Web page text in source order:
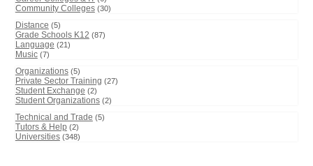
Community Colleges (30)
Distance (5)
Grade Schools K12 (87)
Language (21)
Music (7)
Organizations (5)
Private Sector Training (27)
Student Exchange (2)
Student Organizations (2)
Technical and Trade (5)
Tutors & Help (2)
Universities (348)